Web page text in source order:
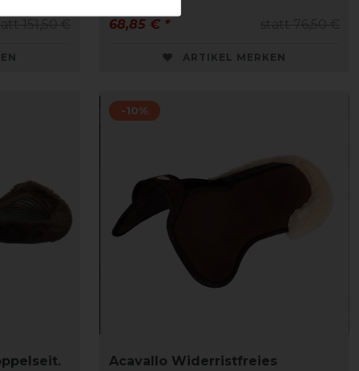
68,85 € *
ARTIKEL MERKEN
-10%
Acavallo Widerristfreies